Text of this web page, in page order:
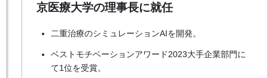
京医療大学の理事長に就任
二重治療のシミュレーションAIを開発。
ベストモチベーションアワード2023大手企業部門に
て1位を受賞。